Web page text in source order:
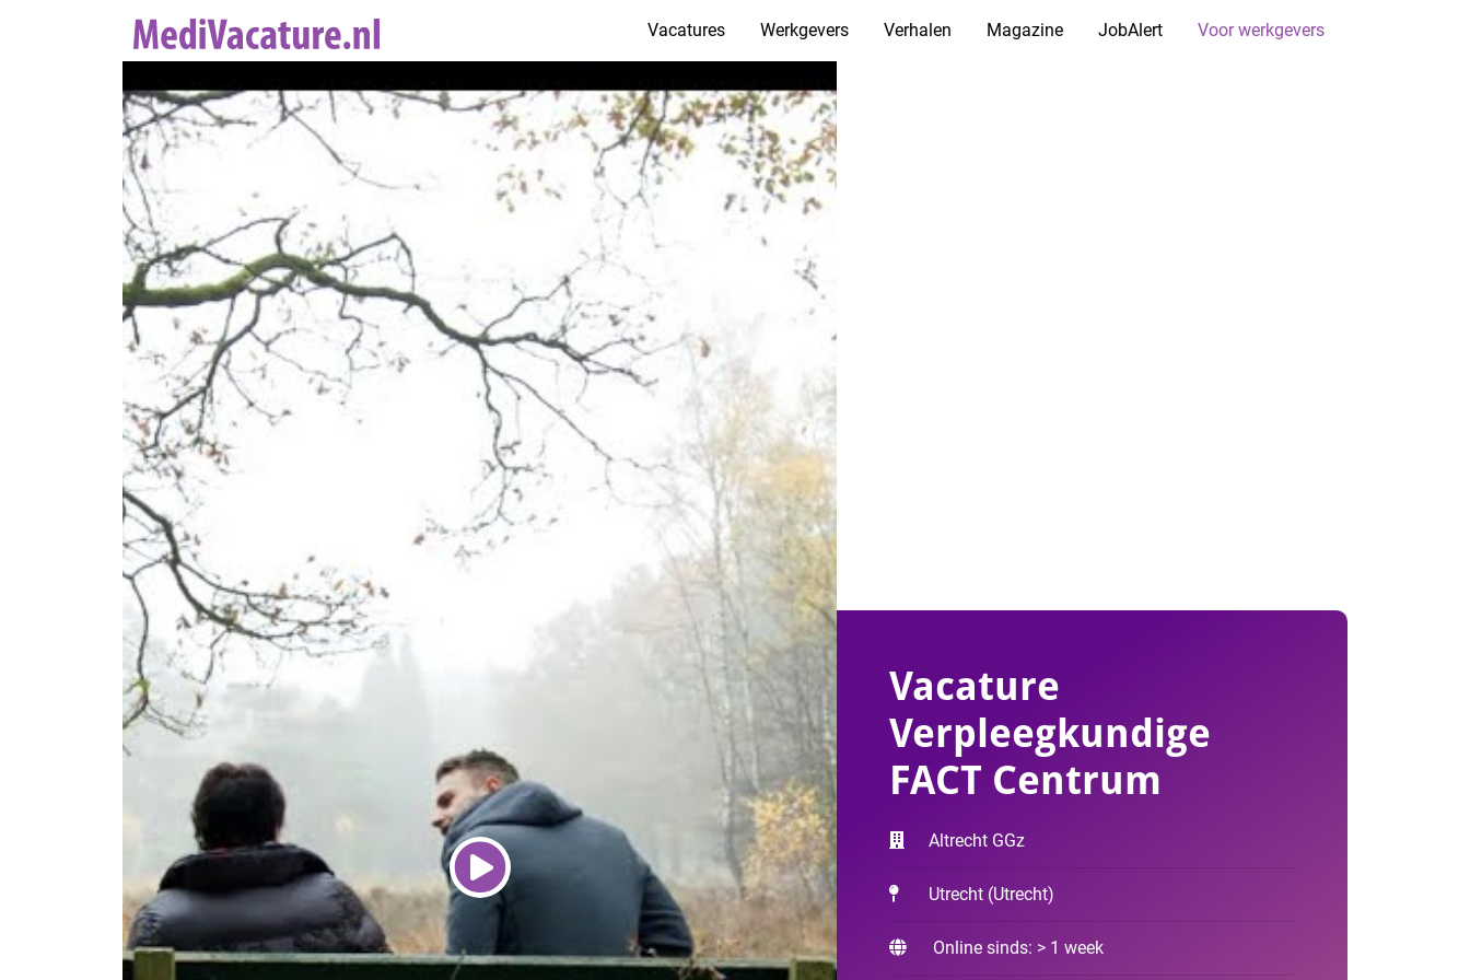
Vacatures Werkgevers Verhalen Magazine JobAlert Voor werkgevers
Vacature
Verpleegkundige
FACT Centrum
Altrecht GGz
Utrecht (Utrecht)
Online sinds: > 1 week